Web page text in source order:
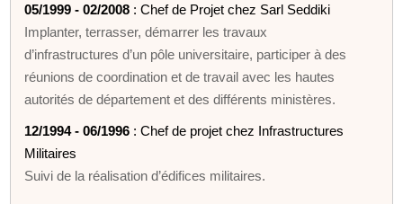
05/1999 - 02/2008 : Chef de Projet chez Sarl Seddiki
Implanter, terrasser, démarrer les travaux
d’infrastructures d’un pôle universitaire, participer à des
réunions de coordination et de travail avec les hautes
autorités de département et des différents ministères.
12/1994 - 06/1996 : Chef de projet chez Infrastructures
Militaires
Suivi de la réalisation d’édifices militaires.